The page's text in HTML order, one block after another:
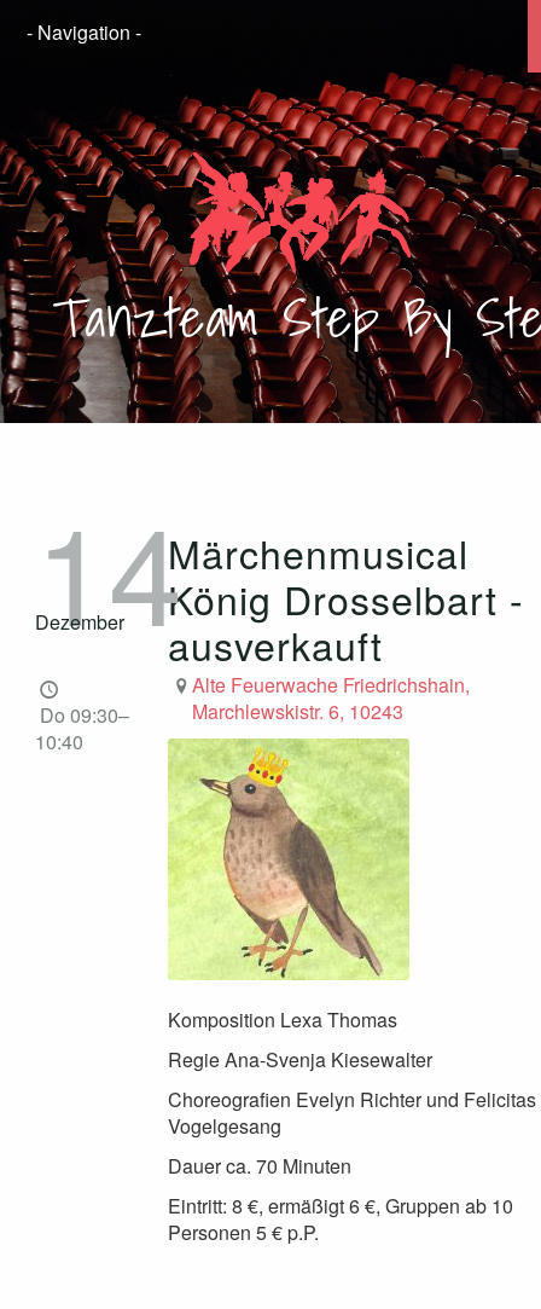
TanzteamStep By
Märchenmusical
König Drosselbart -
ausverkauft
14
Dezember
Do 09:30–
10:40
Alte Feuerwache Friedrichshain,
Marchlewskistr. 6, 10243
Komposition Lexa Thomas
Regie Ana-Svenja Kiesewalter
Choreografien Evelyn Richter und Felicitas
Vogelgesang
Dauer ca. 70 Minuten
Eintritt: 8 €, ermäßigt 6 €, Gruppen ab 10
Personen 5 € p.P.